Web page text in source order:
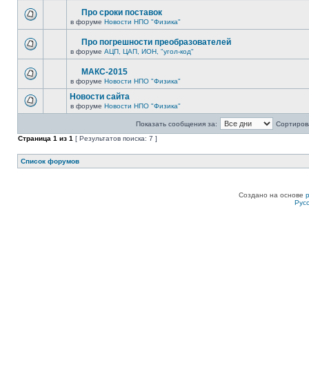
Про сроки поставок
в форуме Новости НПО "Физика"
Про погрешности преобразователей
в форуме АЦП, ЦАП, ИОН, "угол-код"
МАКС-2015
в форуме Новости НПО "Физика"
Новости сайта
в форуме Новости НПО "Физика"
Показать сообщения за:
Страница 1 из 1 [ Результатов поиска: 7 ]
Список форумов
Создано на основе